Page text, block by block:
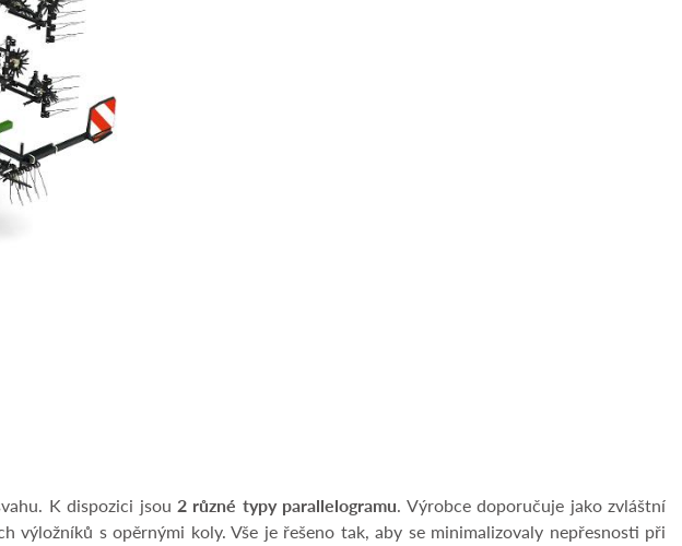
K dispozici jsou 2 různé typy parallelogramu. Výrobce doporučuje jako zvláštní
výložníků s opěrnými koly. Vše je řešeno tak, aby se minimalizovaly nepřesnosti při